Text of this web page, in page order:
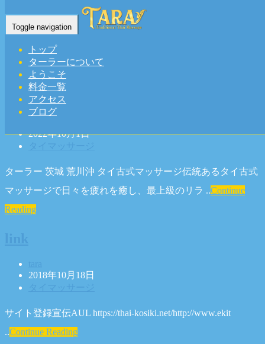
Toggle navigation
トップ
ターラーについて
ようこそ
料金一覧
アクセス
ブログ
Posts by "tara"
Home -Author Blogs
ターラー｜茨城 荒川沖 タイ古式マッサ
ージ
2022年10月1日
ターラー 茨城 荒川沖 タイ古式マッサージ伝統あるタイ古式
マッサージで日々を疲れを癒し、最上級のリラ ..Continue
Reading
2018年10月18日
サイト登録宣伝AUL https://thai-kosiki.net/http://www.ekit
..Continue Reading